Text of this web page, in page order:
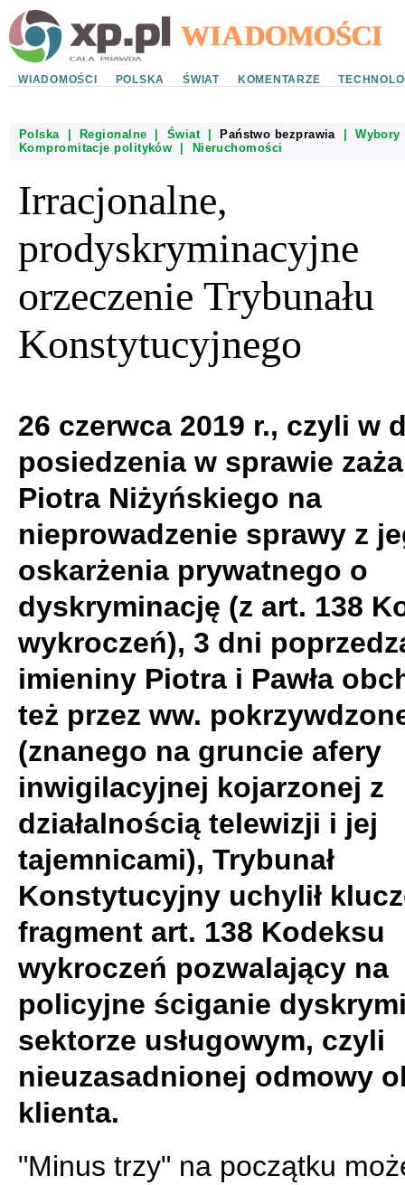
WIADOMOŚCI POLSKA ŚWIAT KOMENTARZE
Polska| Regionalne Świat| Państwo bezprawia|Wybory
Kompromitacje polityków
Nieruchomości
Irracjonalne,
prodyskryminacyjne
orzeczenie Trybunału
Konstytucyjnego
26 czerwca 2019 r., czyli w
posiedzenia w sprawie
Piotra Niżyńskiego na
nieprowadzenie sprawy z
oskarżenia prywatnego o
dyskryminację (z art. 138
wykroczeń), 3 dni
imieniny Piotra i Pawła
też przez ww.
(znanego na gruncie afery
inwigilacyjnej kojarzonej z
działalnością telewizji i jej
tajemnicami), Trybunał
Konstytucyjny uchylił
fragment art. 138 Kodeksu
wykroczeń pozwalający na
policyjne ściganie
sektorze usługowym, czyli
nieuzasadnionej odmowy
klienta.
"Minus trzy" na początku